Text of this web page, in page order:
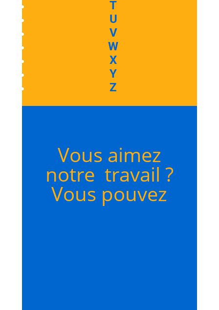
T
U
V
W
X
Y
Z
Vous aimez
notre travail ?
Vous pouvez